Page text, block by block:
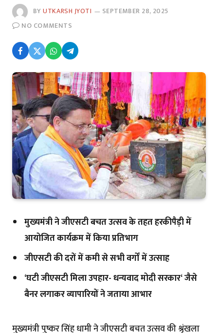
BYUTKARSH JYOTI
SEPTEMBER 28, 2025
NO COMMENTS
मुख्यमंत्री ने जीएसटी बचत उत्सव के तहत हरकीपैड़ी में
आयोजित कार्यक्रम में किया प्रतिभाग
जीएसटी की दरों में कमी से सभी वर्गों में उत्साह
‘घटी जीएसटी मिला उपहार- धन्यवाद मोदी सरकार‘ जैसे
बैनर लगाकर व्यापारियों ने जताया आभार
मुख्यमंत्री पुष्कर सिंह धामी ने जीएसटी बचत उत्सव की श्रृंखला